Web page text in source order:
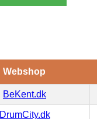
Webshop
BeKent.dk
DrumCity.dk